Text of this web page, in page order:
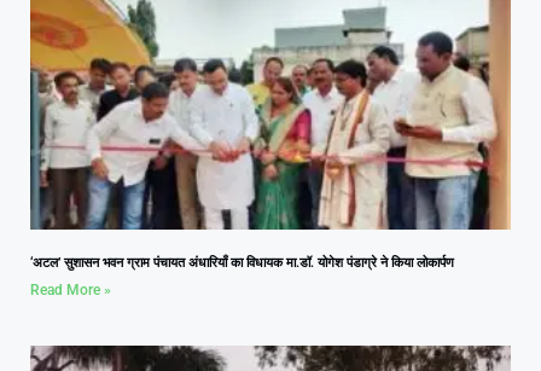
‘अटल’ सुशासन भवन ग्राम पंचायत अंधारियाँ का विधायक मा.डॉ. योगेश पंडाग्रे ने किया लोकार्पण
Read More »